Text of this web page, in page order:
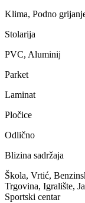
Klima, Podno
Stolarija
PVC, Aluminij
Parket
Laminat
Pločice
Odlično
Blizina sadržaja
Škola, Vrtić,
Trgovina, Igralište,
Sportski centar